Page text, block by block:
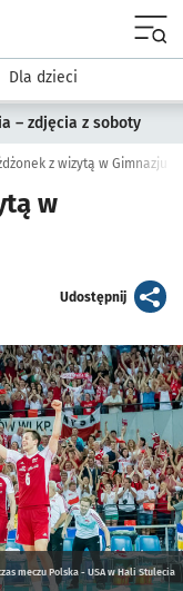
Sport i rekreacja
Dla dzieci
– zdjęcia z soboty
z wizytą w Gimnazjum
w
Udostępnijartykuł
meczu Polska - USA w Hali Stulecia